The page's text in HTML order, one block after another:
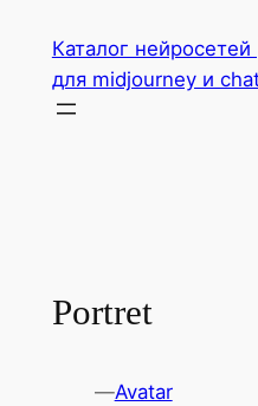
содержимому
Каталог
для midjourney и
Portret
—Avatar